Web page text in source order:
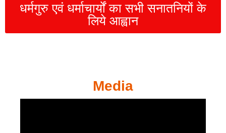
धर्मगुरु एवं धर्माचार्यों का सभी सनातनियों के
लिये आह्वान
Media